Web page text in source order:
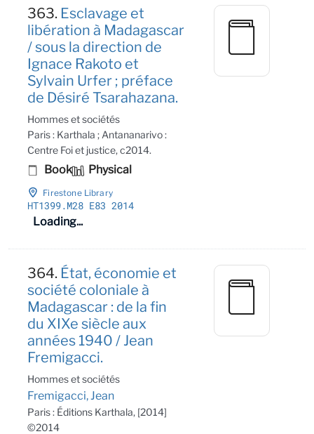
363. Esclavage et
libération à Madagascar
/ sous la direction de
Ignace Rakoto et
Sylvain Urfer ; préface
de Désiré Tsarahazana.
Hommes et sociétés
Paris : Karthala ; Antananarivo :
Centre Foi et justice, c2014.
Book Physical
Firestone Library
HT1399.M28 E83 2014
Loading...
364. État, économie et
société coloniale à
Madagascar : de la fin
du XIXe siècle aux
années 1940 / Jean
Fremigacci.
Hommes et sociétés
Fremigacci, Jean
Paris : Éditions Karthala, [2014]
©2014